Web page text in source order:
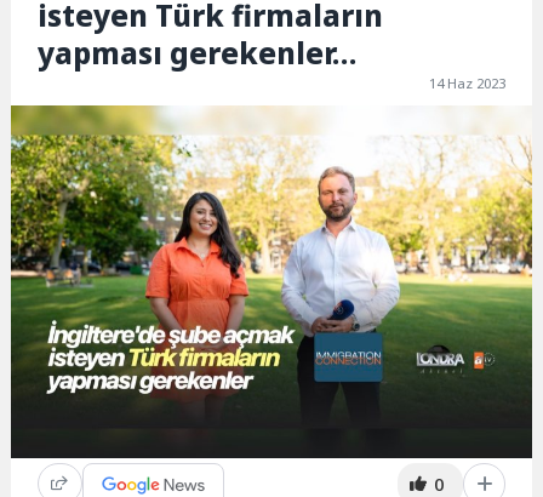
isteyen Türk firmaların
yapması gerekenler…
14 Haz 2023
0